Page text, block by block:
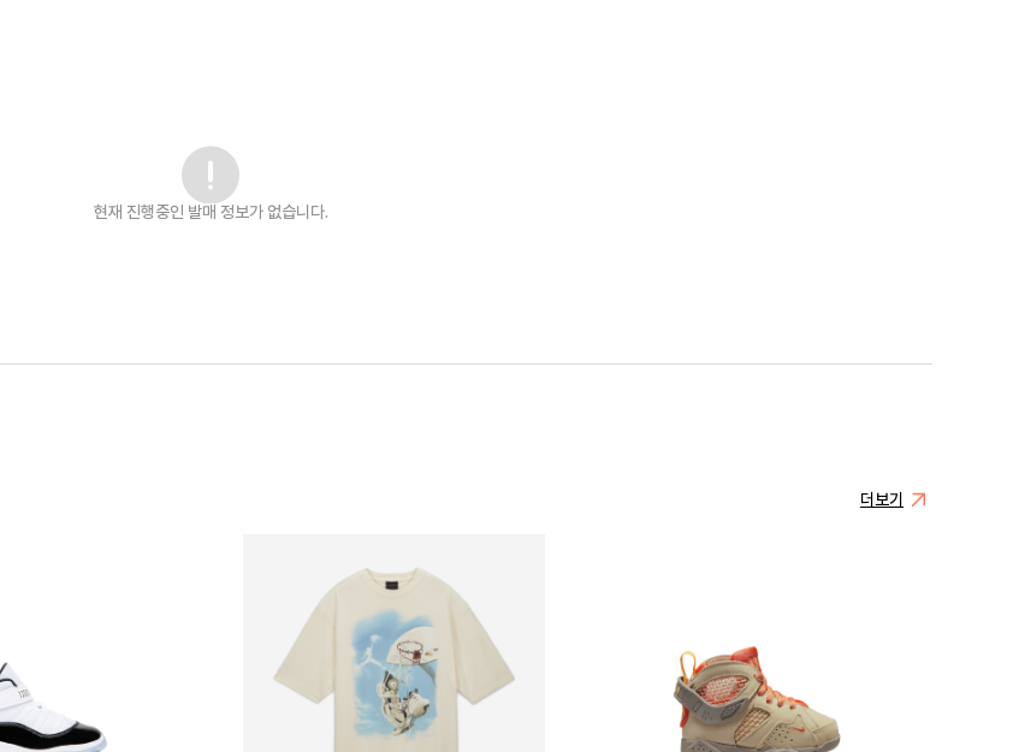
현재 진행중인 발매 정보가 없습니다.
더보기